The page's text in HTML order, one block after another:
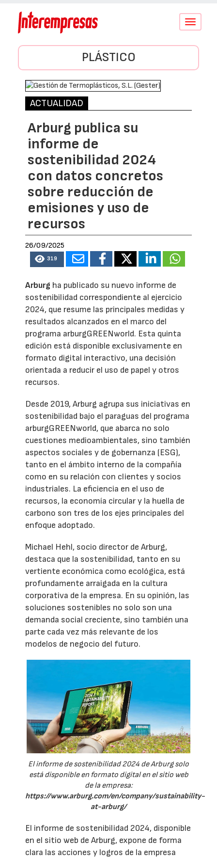
Conmutar
PLÁSTICO
ACTUALIDAD
Arburg publica su
informe de
sostenibilidad 2024
con datos concretos
sobre reducción de
emisiones y uso de
recursos
26/09/2025
319
Arburg ha publicado su nuevo informe de
sostenibilidad correspondiente al ejercicio
2024, que resume las principales medidas y
resultados alcanzados en el marco del
programa arburgGREENworld. Esta quinta
edición está disponible exclusivamente en
formato digital interactivo, una decisión
orientada a reducir el uso de papel y otros
recursos.
Desde 2019, Arburg agrupa sus iniciativas en
sostenibilidad bajo el paraguas del programa
arburgGREENworld, que abarca no solo
cuestiones medioambientales, sino también
aspectos sociales y de gobernanza (ESG),
tanto en el ámbito interno de la compañía
como en su relación con clientes y socios
industriales. La eficiencia en el uso de
recursos, la economía circular y la huella de
carbono son tres de los ejes principales del
enfoque adoptado.
Michael Hehl, socio director de Arburg,
destaca que la sostenibilidad, tanto en su
vertiente económica como ecológica, está
profundamente arraigada en la cultura
corporativa de la empresa. En su opinión, las
soluciones sostenibles no solo son una
demanda social creciente, sino también una
parte cada vez más relevante de los
modelos de negocio del futuro.
El informe de sostenibilidad 2024 de Arburg solo
está disponible en formato digital en el sitio web
de la empresa:
https://www.arburg.com/en/company/sustainability-
at-arburg/
El informe de sostenibilidad 2024, disponible
en el sitio web de Arburg, expone de forma
clara las acciones y logros de la empresa